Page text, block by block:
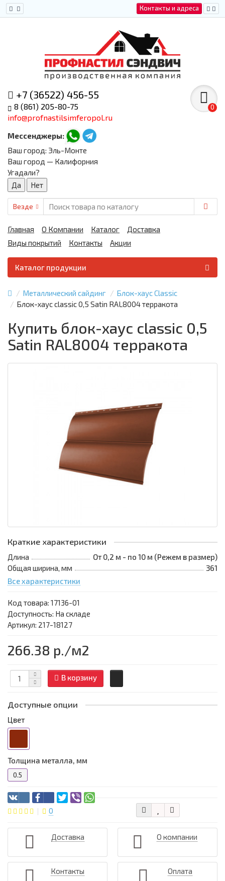
Контакты и адреса
+7 (36522) 456-55
8 (861) 205-80-75
info@profnastilsimferopol.ru
Мессенджеры:
0
Ваш город: Эль-Монте
Ваш город — Калифорния
Угадали?
Везде
Главная О Компании Каталог
Доставка
Виды покрытий
Контакты Акции
Каталог продукции
Металлический сайдинг
Блок-хаус Classic
Блок-хаус classic 0,5 Satin RAL8004 терракота
Купить блок-хаус classic 0,5
Satin RAL8004 терракота
Краткие характеристики
Длина
От 0,2 м - по 10 м (Режем в размер)
Общая ширина, мм
361
Все характеристики
Код товара: 17136-01
Доступность: На складе
Артикул: 217-18127
266.38 р./м2
В корзину
Доступные опции
Цвет
Толщина металла, мм
0.5
0
Доставка О компании
Контакты Оплата